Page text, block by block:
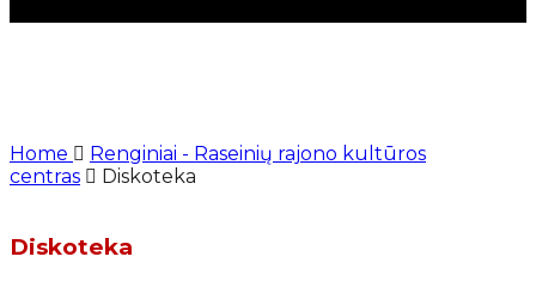
Home
Renginiai - Raseinių rajono kultūros
centras
Diskoteka
Diskoteka